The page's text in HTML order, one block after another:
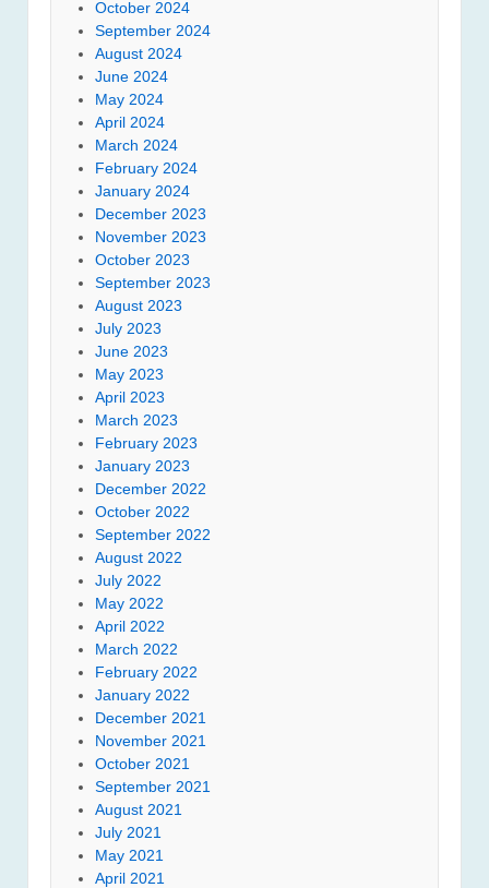
October 2024
September 2024
August 2024
June 2024
May 2024
April 2024
March 2024
February 2024
January 2024
December 2023
November 2023
October 2023
September 2023
August 2023
July 2023
June 2023
May 2023
April 2023
March 2023
February 2023
January 2023
December 2022
October 2022
September 2022
August 2022
July 2022
May 2022
April 2022
March 2022
February 2022
January 2022
December 2021
November 2021
October 2021
September 2021
August 2021
July 2021
May 2021
April 2021